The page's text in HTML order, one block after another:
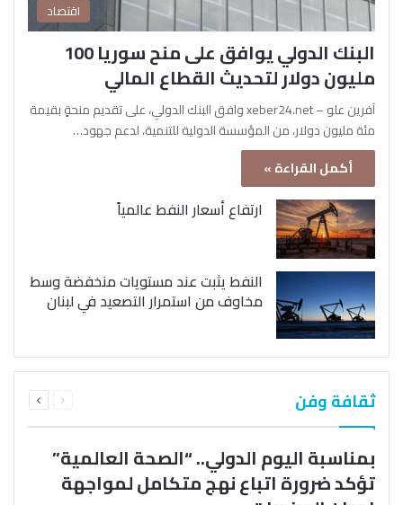
اقتصاد
البنك الدولي يوافق على منح سوريا 100
مليون دولار لتحديث القطاع المالي
آفرين علو – xeber24.net وافق البنك الدولي، على تقديم منحةٍ بقيمة
مئة مليون دولار، من المؤسسة الدولية للتنمية، لدعم جهود…
أكمل القراءة »
ارتفاع أسعار النفط عالمياً
النفط يثبت عند مستويات منخفضة وسط
مخاوف من استمرار التصعيد في لبنان
ثقافة وفن الصفحةالصفحة
بمناسبة اليوم الدولي.. “الصحة العالمية”
تؤكد ضرورة اتباع نهج متكامل لمواجهة